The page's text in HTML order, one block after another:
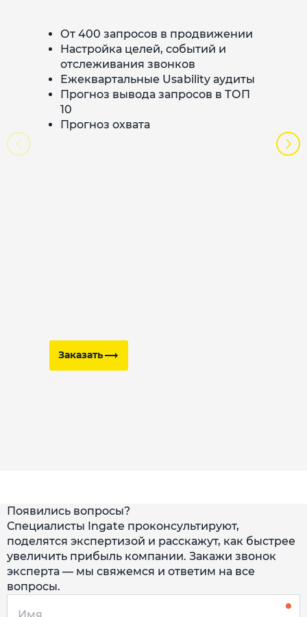
От 400 запросов в продвижении
Настройка целей, событий и
отслеживания звонков
Ежеквартальные Usability аудиты
Прогноз вывода запросов в ТОП
10
Прогноз охвата
Заказать
Появились вопросы?
Специалисты Ingate проконсультируют,
поделятся экспертизой и расскажут, как быстрее
увеличить прибыль компании. Закажи звонок
эксперта — мы свяжемся и ответим на все
вопросы.